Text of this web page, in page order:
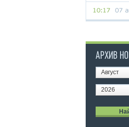
10:17 07
АРХИВ
Август
2026